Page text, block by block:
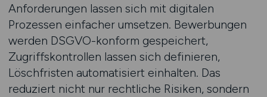
Anforderungen lassen sich mit digitalen
Prozessen einfacher umsetzen. Bewerbungen
werden DSGVO-konform gespeichert,
Zugriffskontrollen lassen sich definieren,
Löschfristen automatisiert einhalten. Das
reduziert nicht nur rechtliche Risiken, sondern